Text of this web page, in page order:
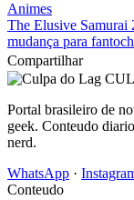
Animes
The Elusive Samurai
mudança para
Compartilhar
Portal brasileiro de
geek. Conteudo
nerd.
WhatsApp ·
Conteudo